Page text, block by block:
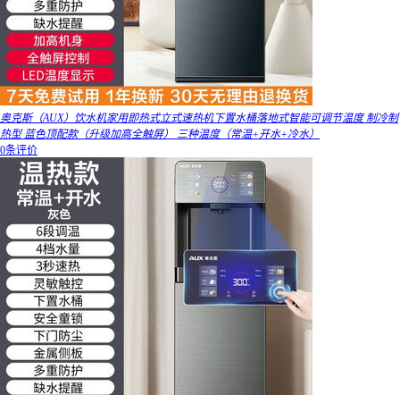
奥克斯（AUX）饮水机家用即热式立式速热机下置水桶落地式智能可调节温度 制冷制
热型 蓝色顶配款（升级加高全触屏） 三种温度（常温+开水+冷水）
0条评价